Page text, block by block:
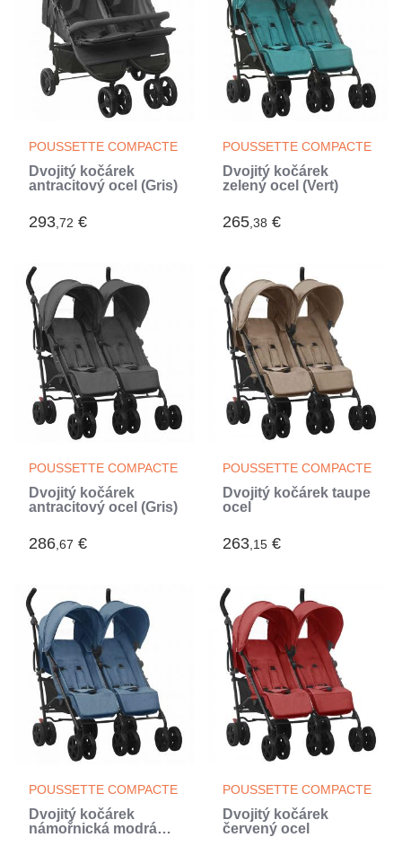
POUSSETTE COMPACTE
Dvojitý kočárek
antracitový ocel (Gris)
293,72 €
POUSSETTE COMPACTE
Dvojitý kočárek
zelený ocel (Vert)
265,38 €
POUSSETTE COMPACTE
Dvojitý kočárek
antracitový ocel (Gris)
286,67 €
POUSSETTE COMPACTE
Dvojitý kočárek taupe
ocel
263,15 €
POUSSETTE COMPACTE
Dvojitý kočárek
námořnická modrá
POUSSETTE COMPACTE
Dvojitý kočárek
červený ocel